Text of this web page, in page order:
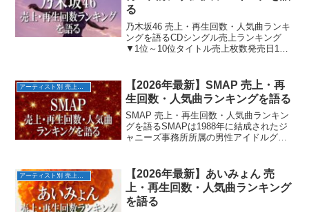
る
乃木坂46 売上・再生回数・人気曲ランキ
ングを語るCDシングル売上ランキング
▼1位～10位タイトル売上枚数発売日1位
万枚2018/8/83位シンクロニシ...
【2026年最新】SMAP 売上・再
生回数・人気曲ランキングを語る
SMAP 売上・再生回数・人気曲ランキン
グを語るSMAPは1988年に結成されたジ
ャニーズ事務所所属の男性アイドルグル
年に森且行が脱退するまでは6人組でし
た。日本...
アーティスト別 売上・再生回数ランキング
【2026年最新】あいみょん 売
上・再生回数・人気曲ランキング
を語る